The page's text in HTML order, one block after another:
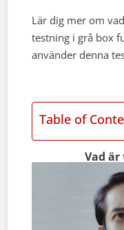
Lär dig mer om
testning i grå box
använder denna
Table of
Vad är